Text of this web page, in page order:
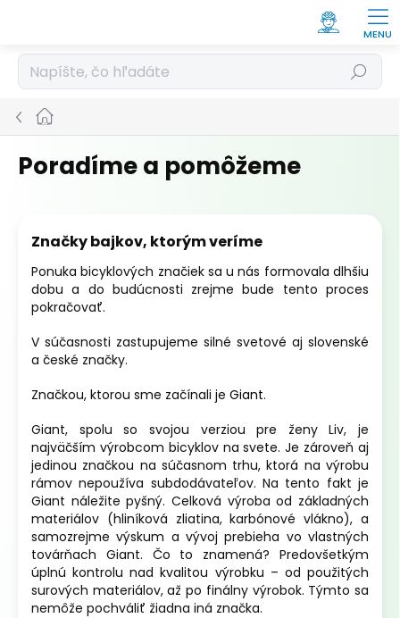
Hľadať
Domov
Poradíme a pomôžeme
Značky bajkov, ktorým veríme
Ponuka bicyklových značiek sa u nás formovala dlhšiu
dobu a do budúcnosti zrejme bude tento proces
pokračovať.
V súčasnosti zastupujeme silné svetové aj slovenské
a české značky.
Značkou, ktorou sme začínali je Giant.
Giant, spolu so svojou verziou pre ženy Liv, je
najväčším výrobcom bicyklov na svete. Je zároveň aj
jedinou značkou na súčasnom trhu, ktorá na výrobu
rámov nepoužíva subdodávateľov. Na tento fakt je
Giant náležite pyšný. Celková výroba od základných
materiálov (hliníková zliatina, karbónové vlákno), a
samozrejme výskum a vývoj prebieha vo vlastných
továrňach Giant. Čo to znamená? Predovšetkým
úplnú kontrolu nad kvalitou výrobku – od použitých
surových materiálov, až po finálny výrobok. Týmto sa
nemôže pochváliť žiadna iná značka.